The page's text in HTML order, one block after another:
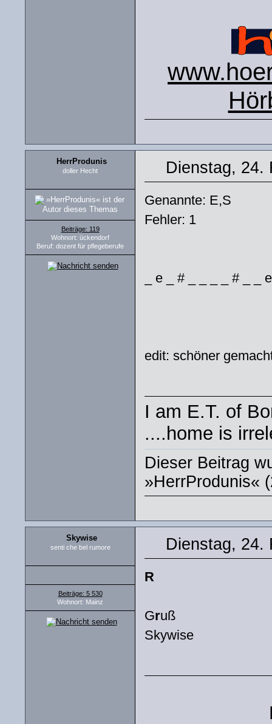
HerrProdunis
doller Hecht
Beiträge: 119
Wohnort: ückendorf
Beruf: dozent für pflegeberufe
Dienstag, 24.
Genannte: E,S
Fehler: 1
_ e _ # _ _ _ _ # _ _
edit: schöner
I am E.T. of
....home is
Dieser Beitrag
»HerrProdunis«
Skywise
senti che bel rumore
Beiträge: 5 530
Wohnort: Mainz
Dienstag, 24.
R
Gruß
Skywise